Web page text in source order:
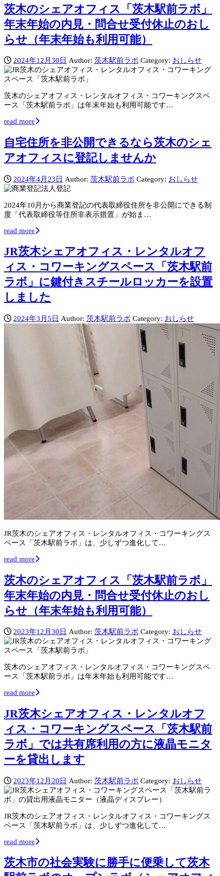
茨木のシェアオフィス「茨木駅前ラボ」
年末年始の内見・問合せ受付休止のおし
らせ（年末年始も利用可能）
2024年12月30日 Author: 茨木駅前ラボ Category: おしらせ
茨木のシェアオフィス・レンタルオフィス・コワーキングスペ
ース「茨木駅前ラボ」は年末年始も利用可能です…
read more
自宅住所を非公開できるなら茨木のシェ
アオフィスに登記しませんか
2024年4月23日 Author: 茨木駅前ラボ Category: おしらせ
2024年10月から商業登記の代表取締役住所を非公開にできる制
度「代表取締役等住所非表示措置」が始ま…
read more
JR茨木シェアオフィス・レンタルオフ
ィス・コワーキングスペース「茨木駅前
ラボ」に鍵付きスチールロッカーを設置
しました
2024年3月5日 Author: 茨木駅前ラボ Category: おしらせ
JR茨木のシェアオフィス・レンタルオフィス・コワーキングス
ペース「茨木駅前ラボ」は、少しずつ進化して…
read more
茨木のシェアオフィス「茨木駅前ラボ」
年末年始の内見・問合せ受付休止のおし
らせ（年末年始も利用可能）
2023年12月30日 Author: 茨木駅前ラボ Category: おしらせ
茨木のシェアオフィス・レンタルオフィス・コワーキングスペ
ース「茨木駅前ラボ」は年末年始も利用可能です…
read more
JR茨木シェアオフィス・レンタルオフ
ィス・コワーキングスペース「茨木駅前
ラボ」では共有席利用の方に液晶モニタ
ーを貸出します
2023年12月20日 Author: 茨木駅前ラボ Category: おしらせ
JR茨木のシェアオフィス・レンタルオフィス・コワーキングス
ペース「茨木駅前ラボ」は、少しずつ進化して…
read more
茨木市の社会実験に勝手に便乗して茨木